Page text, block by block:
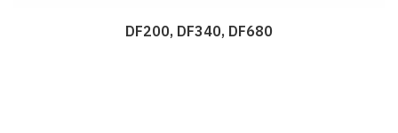
ДэлгэрэнгүйDF200, DF340, DF680